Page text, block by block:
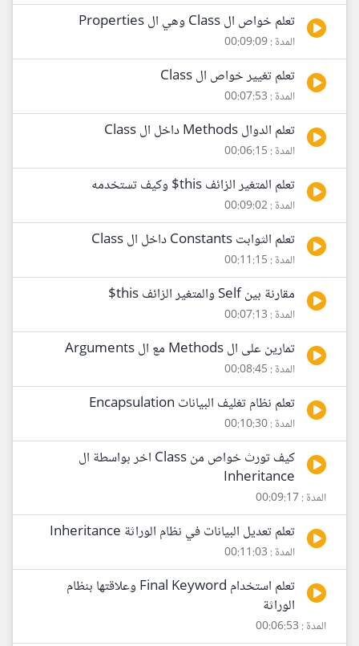
تعلم خواص ال Class وهي ال Properties
المدة : 00:09:09
تعلم تغيير خواص ال Class
المدة : 00:07:53
تعلم الدوال Methods داخل ال Class
المدة : 00:06:15
تعلم المتغير الزائف this$ وكيف تستخدمه
المدة : 00:09:02
تعلم الثوابت Constants داخل ال Class
المدة : 00:11:15
مقارنة بين Self والمتغير الزائف this$
المدة : 00:07:13
تمارين على ال Methods مع ال Arguments
المدة : 00:08:45
تعلم نظام تغليف البيانات Encapsulation
المدة : 00:10:30
كيف تورث خواص من Class اخر بواسطة ال
Inheritance
المدة : 00:09:17
تعلم تعديل البيانات في نظام الوراثة Inheritance
المدة : 00:11:03
تعلم استخدام Final Keyword وعلاقتها بنظام
الوراثة
المدة : 00:06:53